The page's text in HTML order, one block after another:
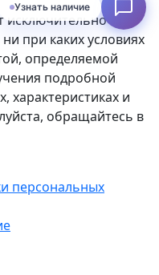
исключительно
при каких условиях
определяемой
подробной
характеристиках и
обращайтесь в
персональных
Узнать наличие